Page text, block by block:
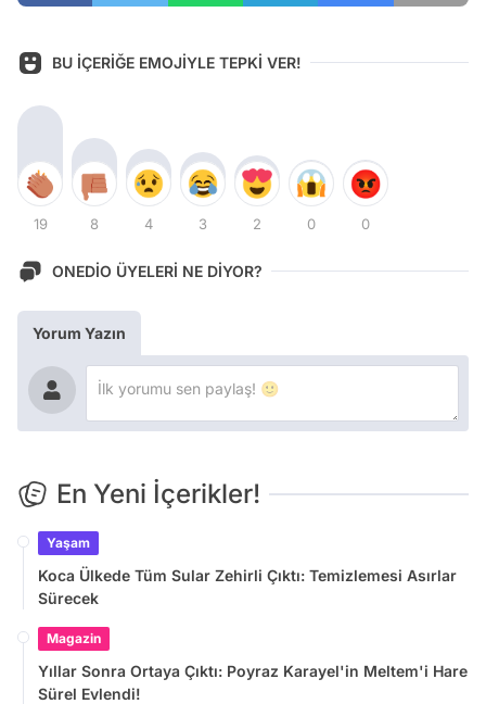
BU İÇERİĞE EMOJİYLE TEPKİ VER!
19 8 4 3 2 0 0
ONEDİO ÜYELERİ NE DİYOR?
Yorum Yazın
En Yeni İçerikler!
Yaşam
Koca Ülkede Tüm Sular Zehirli Çıktı: Temizlemesi Asırlar
Sürecek
Magazin
Yıllar Sonra Ortaya Çıktı: Poyraz Karayel'in Meltem'i Hare
Sürel Evlendi!